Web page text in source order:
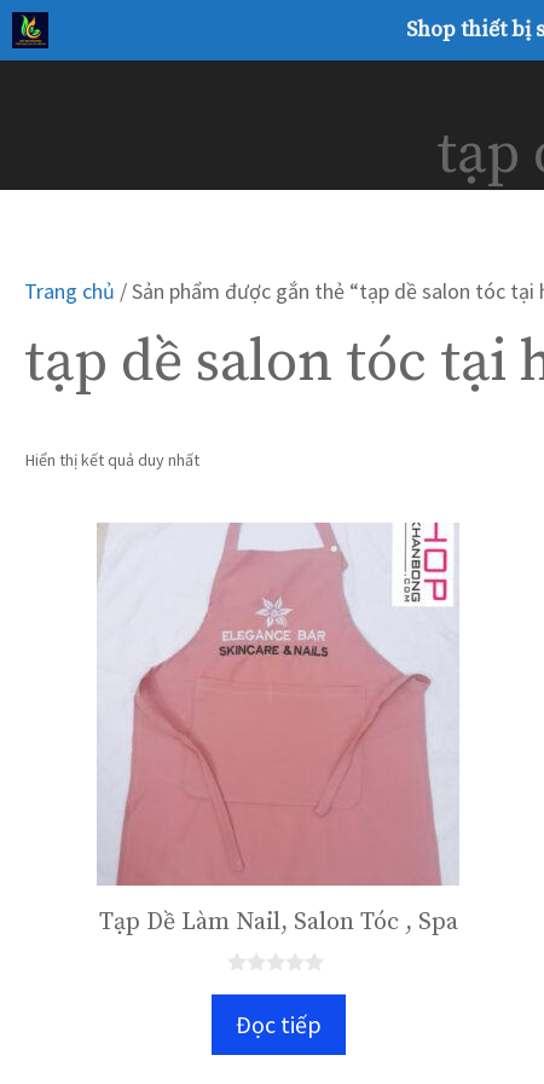
Chuyển
đến
Shop thiết bị
tạp
Trang chủ / Sản phẩm được gắn thẻ “tạp dề salon tóc tại
tạp dề salon tóc tại
Hiển thị kết quả duy nhất
Tạp Dề Làm Nail, Salon Tóc , Spa
gĐọc tiếp